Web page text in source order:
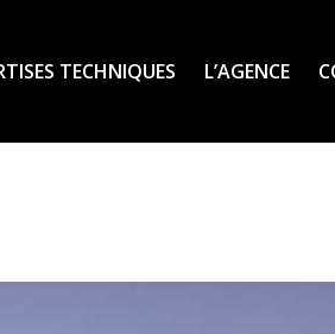
TECHNIQUES L’AGENCE